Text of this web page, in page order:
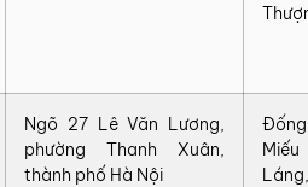
Ngõ 27 Lê Văn Lương,
phường Thanh Xuân,
thành phố Hà Nội